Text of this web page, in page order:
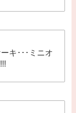
キ･･･ミニオ